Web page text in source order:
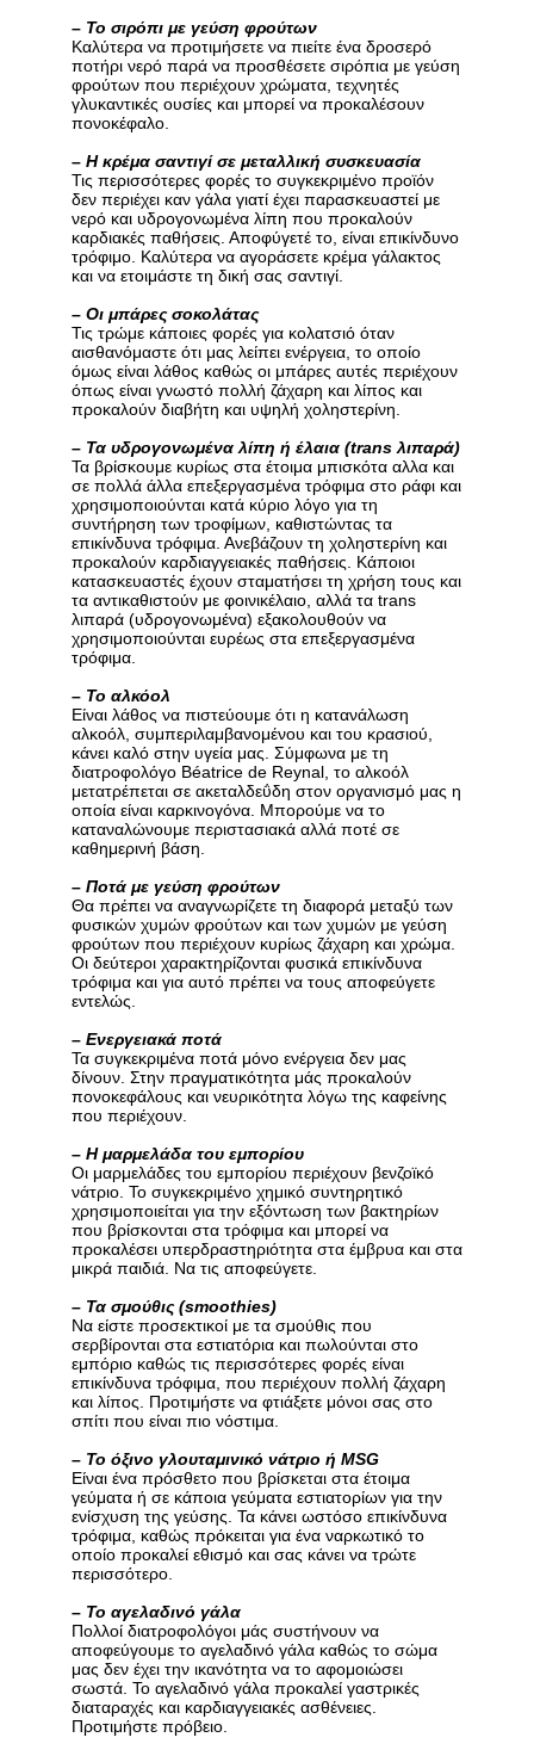
– Το σιρόπι με γεύση φρούτων
Καλύτερα να προτιμήσετε να πιείτε ένα δροσερό
ποτήρι νερό παρά να προσθέσετε σιρόπια με γεύση
φρούτων που περιέχουν χρώματα, τεχνητές
γλυκαντικές ουσίες και μπορεί να προκαλέσουν
πονοκέφαλο.
– Η κρέμα σαντιγί σε μεταλλική συσκευασία
Τις περισσότερες φορές το συγκεκριμένο προϊόν
δεν περιέχει καν γάλα γιατί έχει παρασκευαστεί με
νερό και υδρογονωμένα λίπη που προκαλούν
καρδιακές παθήσεις. Αποφύγετέ το, είναι επικίνδυνο
τρόφιμο. Καλύτερα να αγοράσετε κρέμα γάλακτος
και να ετοιμάστε τη δική σας σαντιγί.
– Οι μπάρες σοκολάτας
Τις τρώμε κάποιες φορές για κολατσιό όταν
αισθανόμαστε ότι μας λείπει ενέργεια, το οποίο
όμως είναι λάθος καθώς οι μπάρες αυτές περιέχουν
όπως είναι γνωστό πολλή ζάχαρη και λίπος και
προκαλούν διαβήτη και υψηλή χοληστερίνη.
– Τα υδρογονωμένα λίπη ή έλαια (trans λιπαρά)
Τα βρίσκουμε κυρίως στα έτοιμα μπισκότα αλλα και
σε πολλά άλλα επεξεργασμένα τρόφιμα στο ράφι και
χρησιμοποιούνται κατά κύριο λόγο για τη
συντήρηση των τροφίμων, καθιστώντας τα
επικίνδυνα τρόφιμα. Ανεβάζουν τη χοληστερίνη και
προκαλούν καρδιαγγειακές παθήσεις. Κάποιοι
κατασκευαστές έχουν σταματήσει τη χρήση τους και
τα αντικαθιστούν με φοινικέλαιο, αλλά τα trans
λιπαρά (υδρογονωμένα) εξακολουθούν να
χρησιμοποιούνται ευρέως στα επεξεργασμένα
τρόφιμα.
– Το αλκόολ
Είναι λάθος να πιστεύουμε ότι η κατανάλωση
αλκοόλ, συμπεριλαμβανομένου και του κρασιού,
κάνει καλό στην υγεία μας. Σύμφωνα με τη
διατροφολόγο Béatrice de Reynal, το αλκοόλ
μετατρέπεται σε ακεταλδεΰδη στον οργανισμό μας η
οποία είναι καρκινογόνα. Μπορούμε να το
καταναλώνουμε περιστασιακά αλλά ποτέ σε
καθημερινή βάση.
– Ποτά με γεύση φρούτων
Θα πρέπει να αναγνωρίζετε τη διαφορά μεταξύ των
φυσικών χυμών φρούτων και των χυμών με γεύση
φρούτων που περιέχουν κυρίως ζάχαρη και χρώμα.
Οι δεύτεροι χαρακτηρίζονται φυσικά επικίνδυνα
τρόφιμα και για αυτό πρέπει να τους αποφεύγετε
εντελώς.
– Ενεργειακά ποτά
Τα συγκεκριμένα ποτά μόνο ενέργεια δεν μας
δίνουν. Στην πραγματικότητα μάς προκαλούν
πονοκεφάλους και νευρικότητα λόγω της καφείνης
που περιέχουν.
– Η μαρμελάδα του εμπορίου
Οι μαρμελάδες του εμπορίου περιέχουν βενζοϊκό
νάτριο. Το συγκεκριμένο χημικό συντηρητικό
χρησιμοποιείται για την εξόντωση των βακτηρίων
που βρίσκονται στα τρόφιμα και μπορεί να
προκαλέσει υπερδραστηριότητα στα έμβρυα και στα
μικρά παιδιά. Να τις αποφεύγετε.
– Τα σμούθις (smoothies)
Να είστε προσεκτικοί με τα σμούθις που
σερβίρονται στα εστιατόρια και πωλούνται στο
εμπόριο καθώς τις περισσότερες φορές είναι
επικίνδυνα τρόφιμα, που περιέχουν πολλή ζάχαρη
και λίπος. Προτιμήστε να φτιάξετε μόνοι σας στο
σπίτι που είναι πιο νόστιμα.
– Το όξινο γλουταμινικό νάτριο ή MSG
Είναι ένα πρόσθετο που βρίσκεται στα έτοιμα
γεύματα ή σε κάποια γεύματα εστιατορίων για την
ενίσχυση της γεύσης. Τα κάνει ωστόσο επικίνδυνα
τρόφιμα, καθώς πρόκειται για ένα ναρκωτικό το
οποίο προκαλεί εθισμό και σας κάνει να τρώτε
περισσότερο.
– Το αγελαδινό γάλα
Πολλοί διατροφολόγοι μάς συστήνουν να
αποφεύγουμε το αγελαδινό γάλα καθώς το σώμα
μας δεν έχει την ικανότητα να το αφομοιώσει
σωστά. Το αγελαδινό γάλα προκαλεί γαστρικές
διαταραχές και καρδιαγγειακές ασθένειες.
Προτιμήστε πρόβειο.